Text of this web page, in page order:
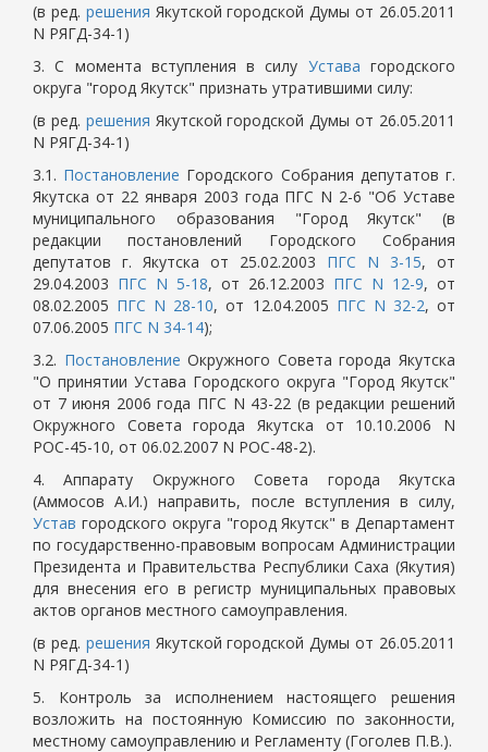
(в ред. решения Якутской городской Думы от 26.05.2011
N РЯГД-34-1)
3. С момента вступления в силу Устава городского
округа "город Якутск" признать утратившими силу:
(в ред. решения Якутской городской Думы от 26.05.2011
N РЯГД-34-1)
3.1. Постановление Городского Собрания депутатов г.
Якутска от 22 января 2003 года ПГС N 2-6 "Об Уставе
муниципального образования "Город Якутск" (в
редакции постановлений Городского Собрания
депутатов г. Якутска от 25.02.2003 ПГС N 3-15, от
29.04.2003 ПГС N 5-18, от 26.12.2003 ПГС N 12-9, от
08.02.2005 ПГС N 28-10, от 12.04.2005 ПГС N 32-2, от
07.06.2005 ПГС N 34-14);
3.2. Постановление Окружного Совета города Якутска
"О принятии Устава Городского округа "Город Якутск"
от 7 июня 2006 года ПГС N 43-22 (в редакции решений
Окружного Совета города Якутска от 10.10.2006 N
РОС-45-10, от 06.02.2007 N РОС-48-2).
4. Аппарату Окружного Совета города Якутска
(Аммосов А.И.) направить, после вступления в силу,
Устав городского округа "город Якутск" в Департамент
по государственно-правовым вопросам Администрации
Президента и Правительства Республики Саха (Якутия)
для внесения его в регистр муниципальных правовых
актов органов местного самоуправления.
(в ред. решения Якутской городской Думы от 26.05.2011
N РЯГД-34-1)
5. Контроль за исполнением настоящего решения
возложить на постоянную Комиссию по законности,
местному самоуправлению и Регламенту (Гоголев П.В.).